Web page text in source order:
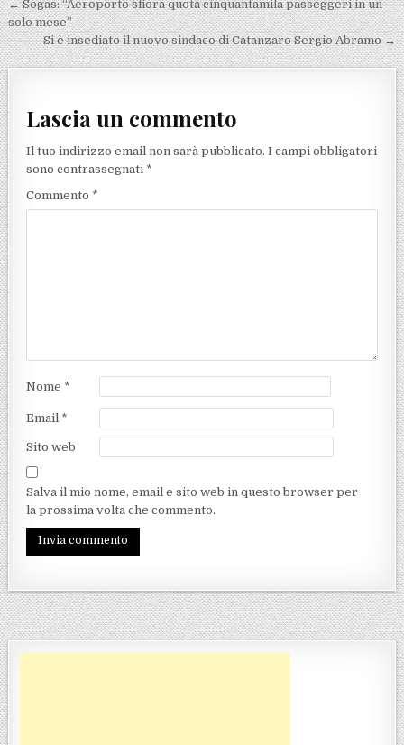
← Sogas: “Aeroporto sfiora quota cinquantamila passeggeri in un
solo mese”
Si è insediato il nuovo sindaco di Catanzaro Sergio Abramo →
Lascia un commento
Il tuo indirizzo email non sarà pubblicato. I campi obbligatori
sono contrassegnati *
Commento *
Nome *
Email *
Sito web
Salva il mio nome, email e sito web in questo browser per
la prossima volta che commento.